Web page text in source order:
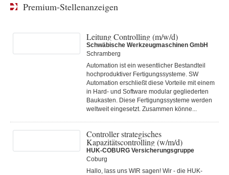
Premium-Stellenanzeigen
Leitung Controlling (m/w/d)
Schwäbische Werkzeugmaschinen GmbH
Schramberg
Automation ist ein wesentlicher Bestandteil
hochproduktiver Fertigungssysteme. SW
Automation erschließt diese Vorteile mit einem
in Hard- und Software modular gegliederten
Baukasten. Diese Fertigungs­systeme werden
weltweit eingesetzt. Zusammen könne...
Controller strategisches
Kapazitätscontrolling (w/m/d)
HUK-COBURG Versicherungsgruppe
Coburg
Hallo, lass uns WIR sagen! Wir - die HUK-